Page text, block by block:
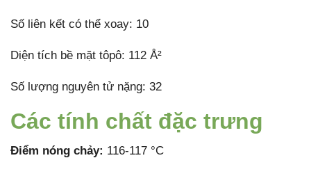
Số liên kết có thể xoay: 10
Diện tích bề mặt tôpô: 112 Å²
Số lượng nguyên tử nặng: 32
Các tính chất đặc trưng
Điểm nóng chảy: 116-117 °C